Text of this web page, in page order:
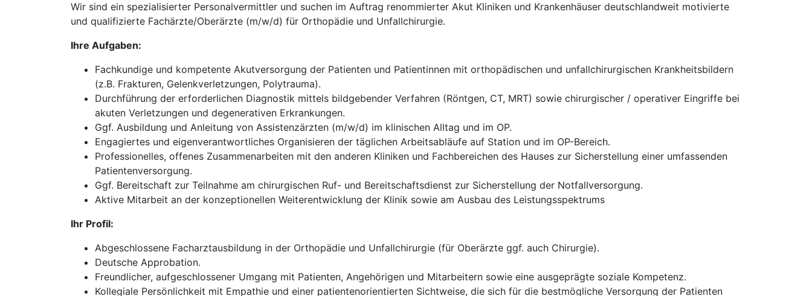
Wir sind ein spezialisierter Personalvermittler und suchen im Auftrag renommierter Akut Kliniken und Krankenhäuser deutschlandweit motivierte
und qualifizierte Fachärzte/Oberärzte (m/w/d) für Orthopädie und Unfallchirurgie.
Ihre Aufgaben:
Fachkundige und kompetente Akutversorgung der Patienten und Patientinnen mit orthopädischen und unfallchirurgischen Krankheitsbildern
(z.B. Frakturen, Gelenkverletzungen, Polytrauma).
Durchführung der erforderlichen Diagnostik mittels bildgebender Verfahren (Röntgen, CT, MRT) sowie chirurgischer / operativer Eingriffe bei
akuten Verletzungen und degenerativen Erkrankungen.
Ggf. Ausbildung und Anleitung von Assistenzärzten (m/w/d) im klinischen Alltag und im OP.
Engagiertes und eigenverantwortliches Organisieren der täglichen Arbeitsabläufe auf Station und im OP-Bereich.
Professionelles, offenes Zusammenarbeiten mit den anderen Kliniken und Fachbereichen des Hauses zur Sicherstellung einer umfassenden
Patientenversorgung.
Ggf. Bereitschaft zur Teilnahme am chirurgischen Ruf- und Bereitschaftsdienst zur Sicherstellung der Notfallversorgung.
Aktive Mitarbeit an der konzeptionellen Weiterentwicklung der Klinik sowie am Ausbau des Leistungsspektrums
Ihr Profil:
Abgeschlossene Facharztausbildung in der Orthopädie und Unfallchirurgie (für Oberärzte ggf. auch Chirurgie).
Deutsche Approbation.
Freundlicher, aufgeschlossener Umgang mit Patienten, Angehörigen und Mitarbeitern sowie eine ausgeprägte soziale Kompetenz.
Kollegiale Persönlichkeit mit Empathie und einer patientenorientierten Sichtweise, die sich für die bestmögliche Versorgung der Patienten